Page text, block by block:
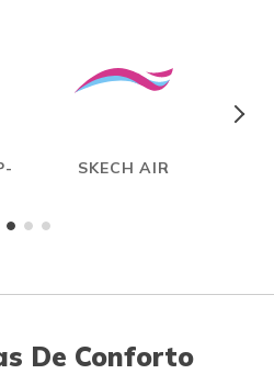
SKECH AIR
De Conforto